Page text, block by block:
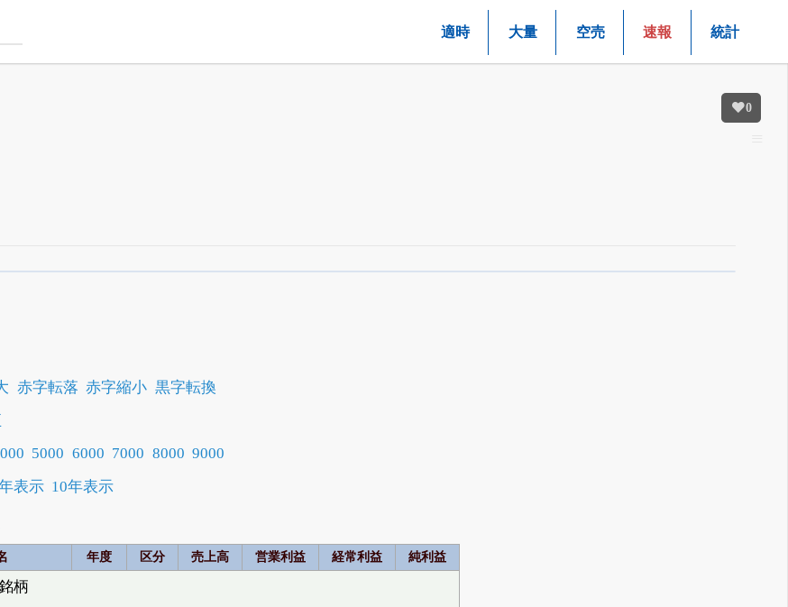
適時 大量 空売 速報 統計
0
と米株版の先行利用も付きます
赤字転落 赤字縮小 黒字転換
5000 6000 7000 8000 9000
表示 10年表示
年度 区分 売上高 営業利益 経常利益 純利益
柄